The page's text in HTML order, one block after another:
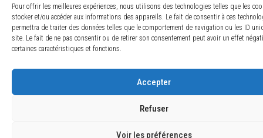
Pour offrir les meilleures expériences, nous utilisons des technologies telles que les
stocker et/ou accéder aux informations des appareils. Le fait de consentir à ces
permettra de traiter des données telles que le comportement de navigation ou les ID
site. Le fait de ne pas consentir ou de retirer son consentement peut avoir un effet
certaines caractéristiques et fonctions.
Accepter
Refuser
Voir les préférences